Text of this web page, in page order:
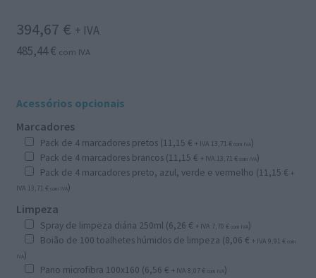
394,67 € + IVA
485,44€ com IVA
Acessórios opcionais
Marcadores
Pack de 4 marcadores pretos (11,15 € + IVA 13,71 € com IVA)
Pack de 4 marcadores brancos (11,15 € + IVA 13,71 € com IVA)
Pack de 4 marcadores preto, azul, verde e vermelho (11,15 € +
IVA 13,71 € com IVA)
Limpeza
Spray de limpeza diária 250ml (6,26 € + IVA 7,70 € com IVA)
Boião de 100 toalhetes húmidos de limpeza (8,06 € + IVA 9,91 € com
IVA)
Pano microfibra 100x160 (6,56 € + IVA 8,07 € com IVA)